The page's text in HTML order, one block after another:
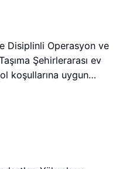
Disiplinli Operasyon ve
Şehirlerarası ev
koşullarına uygun…